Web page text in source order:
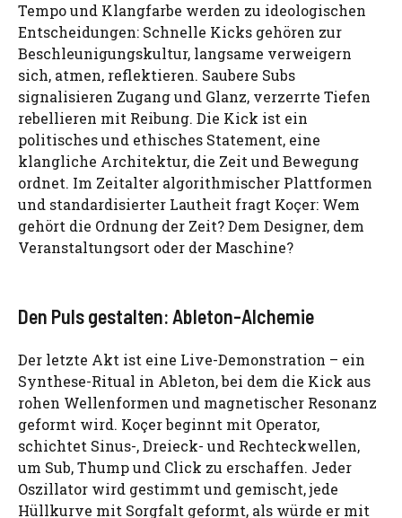
Tempo und Klangfarbe werden zu ideologischen
Entscheidungen: Schnelle Kicks gehören zur
Beschleunigungskultur, langsame verweigern
sich, atmen, reflektieren. Saubere Subs
signalisieren Zugang und Glanz, verzerrte Tiefen
rebellieren mit Reibung. Die Kick ist ein
politisches und ethisches Statement, eine
klangliche Architektur, die Zeit und Bewegung
ordnet. Im Zeitalter algorithmischer Plattformen
und standardisierter Lautheit fragt Koçer: Wem
gehört die Ordnung der Zeit? Dem Designer, dem
Veranstaltungsort oder der Maschine?
Den Puls gestalten: Ableton-Alchemie
Der letzte Akt ist eine Live-Demonstration – ein
Synthese-Ritual in Ableton, bei dem die Kick aus
rohen Wellenformen und magnetischer Resonanz
geformt wird. Koçer beginnt mit Operator,
schichtet Sinus-, Dreieck- und Rechteckwellen,
um Sub, Thump und Click zu erschaffen. Jeder
Oszillator wird gestimmt und gemischt, jede
Hüllkurve mit Sorgfalt geformt, als würde er mit